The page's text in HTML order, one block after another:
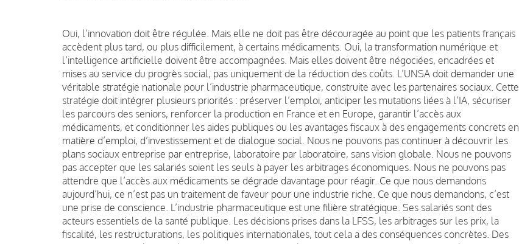
Oui, l’innovation doit être régulée. Mais elle ne doit pas être découragée au point que les patients français
accèdent plus tard, ou plus difficilement, à certains médicaments. Oui, la transformation numérique et
l’intelligence artificielle doivent être accompagnées. Mais elles doivent être négociées, encadrées et
mises au service du progrès social, pas uniquement de la réduction des coûts. L’UNSA doit demander une
véritable stratégie nationale pour l’industrie pharmaceutique, construite avec les partenaires sociaux. Cette
stratégie doit intégrer plusieurs priorités : préserver l’emploi, anticiper les mutations liées à l’IA, sécuriser
les parcours des seniors, renforcer la production en France et en Europe, garantir l’accès aux
médicaments, et conditionner les aides publiques ou les avantages fiscaux à des engagements concrets en
matière d’emploi, d’investissement et de dialogue social. Nous ne pouvons pas continuer à découvrir les
plans sociaux entreprise par entreprise, laboratoire par laboratoire, sans vision globale. Nous ne pouvons
pas accepter que les salariés soient les seuls à payer les arbitrages économiques. Nous ne pouvons pas
attendre que l’accès aux médicaments se dégrade davantage pour réagir. Ce que nous demandons
aujourd’hui, ce n’est pas un traitement de faveur pour une industrie riche. Ce que nous demandons, c’est
une prise de conscience. L’industrie pharmaceutique est une filière stratégique. Ses salariés sont des
acteurs essentiels de la santé publique. Les décisions prises dans la LFSS, les arbitrages sur les prix, la
fiscalité, les restructurations, les politiques internationales, tout cela a des conséquences concrètes. Des